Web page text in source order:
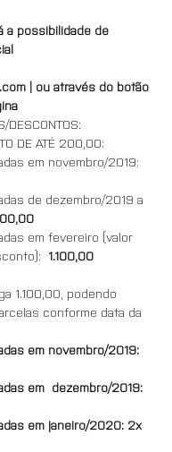
a possibilidade de
| ou através do botão
DESCONTOS:
DE ATÉ 200,00:
em novembro/2019:
de dezembro/2019 a
em fevereiro (valor
1.100,00
1.100,00, podendo
conforme data da
em novembro/2019:
em  dezembro/2019:
em janeiro/2020: 2x